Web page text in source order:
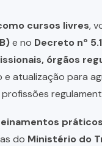
cursos livres,
e no Decreto nº
órgãos
atualização para
do Ministério do